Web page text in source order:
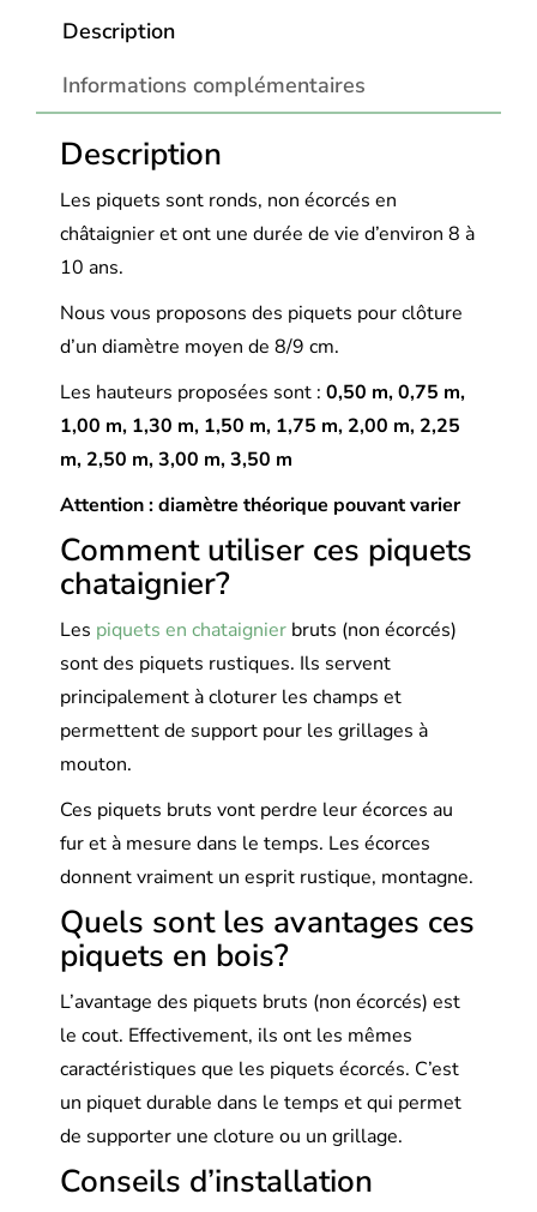
Description
Informations complémentaires
Description
Les piquets sont ronds, non écorcés en
châtaignier et ont une durée de vie d’environ 8 à
10 ans.
Nous vous proposons des piquets pour clôture
d’un diamètre moyen de 8/9 cm.
Les hauteurs proposées sont : 0,50 m, 0,75 m,
1,00 m, 1,30 m, 1,50 m, 1,75 m, 2,00 m, 2,25
m, 2,50 m, 3,00 m, 3,50 m
Attention : diamètre théorique pouvant varier
Comment utiliser ces piquets
chataignier?
Les piquets en chataignier bruts (non écorcés)
sont des piquets rustiques. Ils servent
principalement à cloturer les champs et
permettent de support pour les grillages à
mouton.
Ces piquets bruts vont perdre leur écorces au
fur et à mesure dans le temps. Les écorces
donnent vraiment un esprit rustique, montagne.
Quels sont les avantages ces
piquets en bois?
L’avantage des piquets bruts (non écorcés) est
le cout. Effectivement, ils ont les mêmes
caractéristiques que les piquets écorcés. C’est
un piquet durable dans le temps et qui permet
de supporter une cloture ou un grillage.
Conseils d’installation